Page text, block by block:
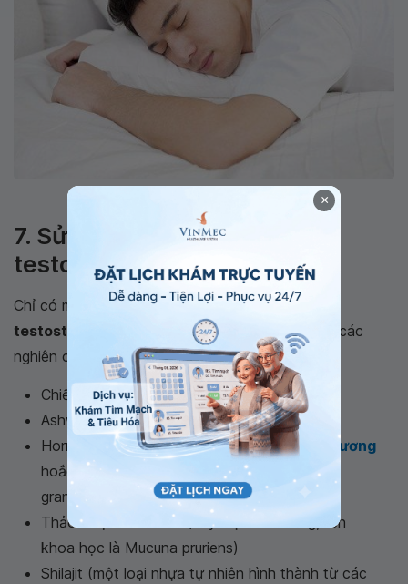
Ngủ ngon làm tăng testosterone cho nam
7. Sử dụng thảo dược tăng
testosterone tự nhiên
Chỉ có một vài loại thảo dược có tác dụng
testosterone ở nam giới
được chứng minh bởi các
nghiên cứu khoa học:
Chiết xuất từ gừng
Ashwagandha (hay gọi là nhân sâm Ấn Độ)
Horny Goat Weed (chiết xuất từcây Dâm dương
hoắc hoa to, tên khoa học là Epimedium
grandiflorum)
Thảo dược Mắt mèo (hay Đậu mèo rừng, tên
khoa học là Mucuna pruriens)
Shilajit (một loại nhựa tự nhiên hình thành từ các
×